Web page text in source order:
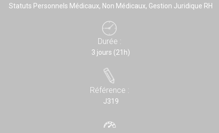
Statuts Personnels Médicaux, Non Médicaux, Gestion Juridique RH
Durée :
3 jours (21h)
Référence :
J319